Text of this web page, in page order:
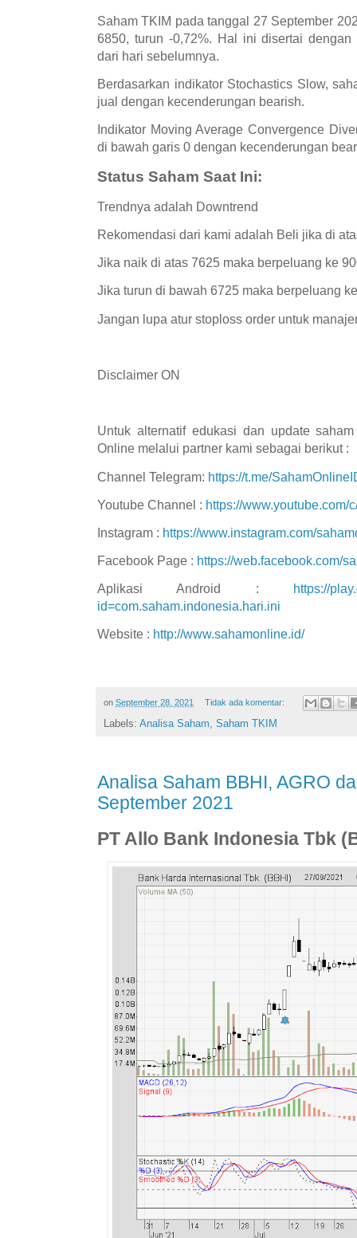
Saham TKIM pada tanggal 27 September
6850, turun -0,72%. Hal ini disertai
dari hari sebelumnya.
Berdasarkan indikator Stochastics Slow,
jual dengan kecenderungan bearish.
Indikator Moving Average Convergence
di bawah garis 0 dengan kecenderungan
Status Saham Saat Ini:
Trendnya adalah Downtrend
Rekomendasi dari kami adalah Beli jika di
Jika naik di atas 7625 maka berpeluang ke
Jika turun di bawah 6725 maka berpeluang
Jangan lupa atur stoploss order untuk
Disclaimer ON
Untuk alternatif edukasi dan update
Online melalui partner kami sebagai berikut :
Channel Telegram: https://t.me/
Youtube Channel : https://www.youtube.com/
Instagram : https://www.instagram.com/
Facebook Page : https://web.facebook.com/
Aplikasi Android : https://
id=com.saham.indonesia.hari.ini
Website : http://www.sahamonline.id/
on September 28, 2021 Tidak ada komentar:
Labels: Analisa Saham, Saham TKIM
Analisa Saham BBHI, AGRO
September 2021
PT Allo Bank Indonesia Tbk